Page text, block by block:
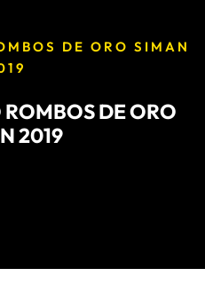
DE ORO SIMAN
DE ORO
2019